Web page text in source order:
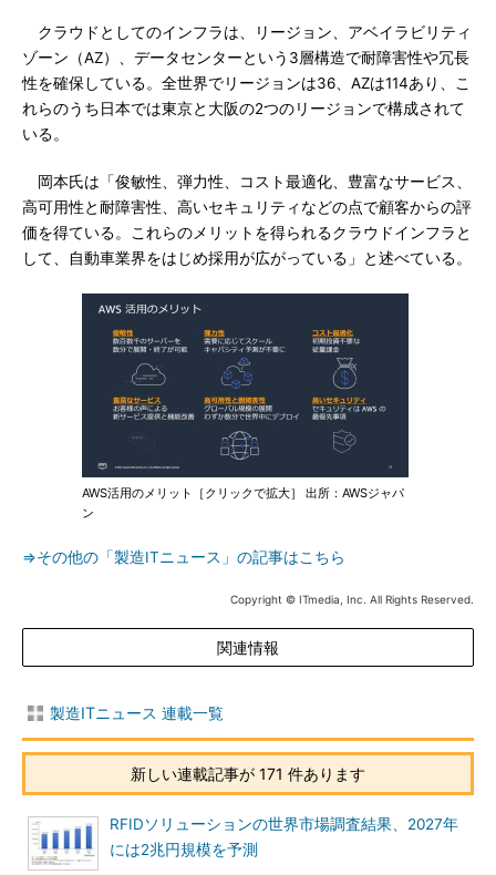
クラウドとしてのインフラは、リージョン、アベイラビリティ
ゾーン（AZ）、データセンターという3層構造で耐障害性や冗長
性を確保している。全世界でリージョンは36、AZは114あり、こ
れらのうち日本では東京と大阪の2つのリージョンで構成されて
いる。
岡本氏は「俊敏性、弾力性、コスト最適化、豊富なサービス、
高可用性と耐障害性、高いセキュリティなどの点で顧客からの評
価を得ている。これらのメリットを得られるクラウドインフラと
して、自動車業界をはじめ採用が広がっている」と述べている。
AWS活用のメリット［クリックで拡大］ 出所：AWSジャパ
ン
⇒その他の「製造ITニュース」の記事はこちら
Copyright © ITmedia, Inc. All Rights Reserved.
関連情報
製造ITニュース 連載一覧
新しい連載記事が 171 件あります
RFIDソリューションの世界市場調査結果、2027年
には2兆円規模を予測